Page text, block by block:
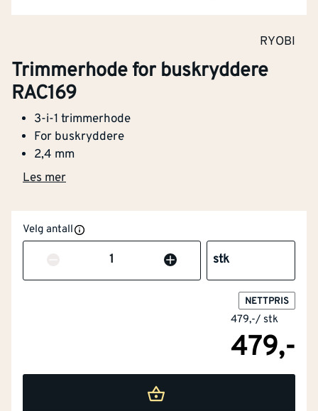
RYOBI
Trimmerhode for buskryddere
RAC169
3-i-1 trimmerhode
For buskryddere
2,4 mm
Les mer
Velg antall
Antall stk
NETTPRIS
479,-/ stk
479,-